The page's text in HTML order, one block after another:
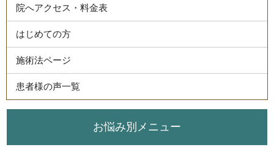
院へアクセス・料金表
はじめての方
施術法ページ
患者様の声一覧
お悩み別メニュー